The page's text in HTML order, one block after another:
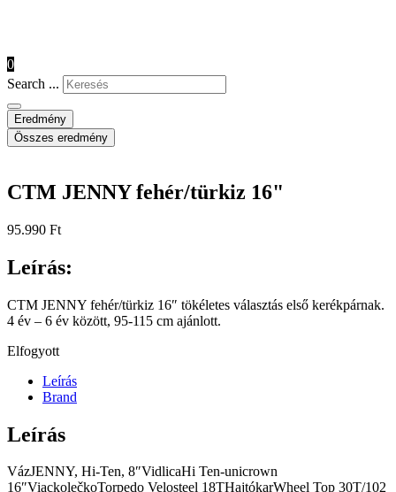
0
Search ...
Eredmény
Összes eredmény
CTM JENNY fehér/türkiz 16"
95.990 Ft
Leírás:
CTM JENNY fehér/türkiz 16″ tökéletes választás első kerékpárnak.
4 év – 6 év között, 95-115 cm ajánlott.
Elfogyott
Leírás
Brand
Leírás
VázJENNY, Hi-Ten, 8″VidlicaHi Ten-unicrown
16″ViackolečkoTorpedo Velosteel 18THajtókarWheel Top 30T/102